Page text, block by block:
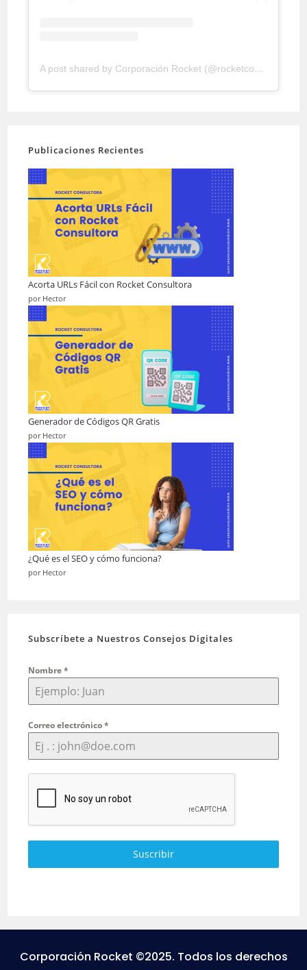
A post shared by Corporación Rocket (@rocketconsultora)
Publicaciones Recientes
Acorta URLs Fácil con Rocket Consultora
por Hector
Generador de Códigos QR Gratis
por Hector
¿Qué es el SEO y cómo funciona?
por Hector
Subscríbete a Nuestros Consejos Digitales
Nombre*
Correo electrónico*
Suscribir
Corporación Rocket ©2025. Todos los derechos